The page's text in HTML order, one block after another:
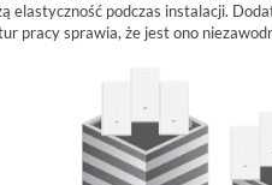
BCS BASIC SWITCH POE
GIGABIT,...
elastyczność podczas instalacji.
pracy sprawia, że jest ono